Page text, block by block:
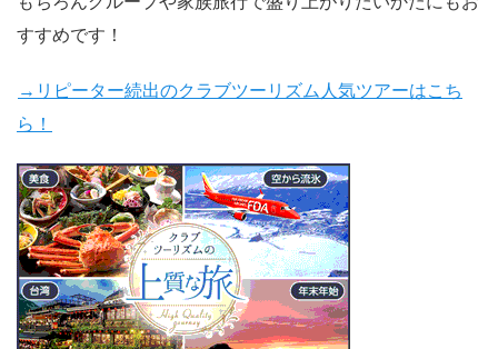
すすめです！
→リピーター続出のクラブツーリズム人気ツアーはこち
ら！